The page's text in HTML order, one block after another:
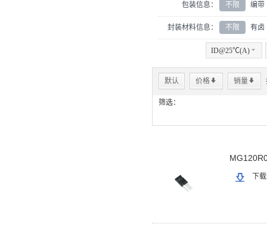
包装信息： 不限 编带
封装材料信息： 不限 有卤
ID@25℃(A) 6
默认 价格* 销量*
筛选：
下